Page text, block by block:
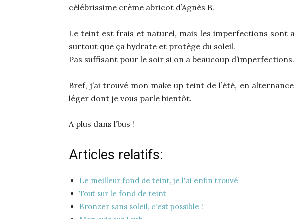
célébrissime crème abricot d’Agnès B.
Le teint est frais et naturel, mais les imperfections sont
surtout que ça hydrate et protège du soleil.
Pas suffisant pour le soir si on a beaucoup d’imperfections.
Bref, j’ai trouvé mon make up teint de l’été, en
léger dont je vous parle bientôt.
A plus dans l’bus !
Articles relatifs:
Le meilleur fond de teint, je l'ai enfin trouvé
Tout sur le fond de teint
Bronzer sans soleil, c'est possible !